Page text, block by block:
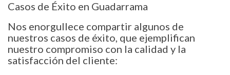
Casos de Éxito en Guadarrama
Nos enorgullece compartir algunos de
nuestros casos de éxito, que ejemplifican
nuestro compromiso con la calidad y la
satisfacción del cliente: